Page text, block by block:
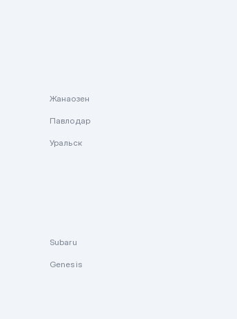
Жанаозен
Павлодар
Уральск
Subaru
Genesis